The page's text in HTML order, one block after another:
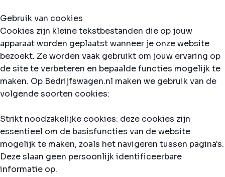
Gebruik van cookies
Cookies zijn kleine tekstbestanden die op jouw
apparaat worden geplaatst wanneer je onze website
bezoekt. Ze worden vaak gebruikt om jouw ervaring op
de site te verbeteren en bepaalde functies mogelijk te
maken. Op Bedrijfswagen.nl maken we gebruik van de
volgende soorten cookies:
Strikt noodzakelijke cookies: deze cookies zijn
essentieel om de basisfuncties van de website
mogelijk te maken, zoals het navigeren tussen pagina's.
Deze slaan geen persoonlijk identificeerbare
informatie op.